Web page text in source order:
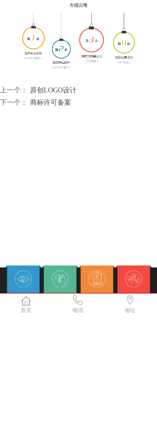
上一个：
原创LOGO设计
下一个：
商标许可备案
服务监督 专业解答
首页 电话 地址